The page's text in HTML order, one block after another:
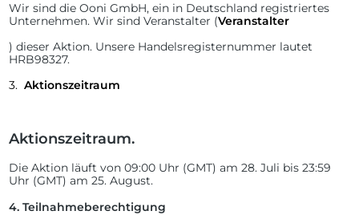
Wir sind die Ooni GmbH, ein in Deutschland registriertes
Unternehmen. Wir sind Veranstalter (Veranstalter
) dieser Aktion. Unsere Handelsregisternummer lautet
HRB98327.
3. Aktionszeitraum
Aktionszeitraum.
Die Aktion läuft von 09:00 Uhr (GMT) am 28. Juli bis 23:59
Uhr (GMT) am 25. August.
4.Teilnahmeberechtigung